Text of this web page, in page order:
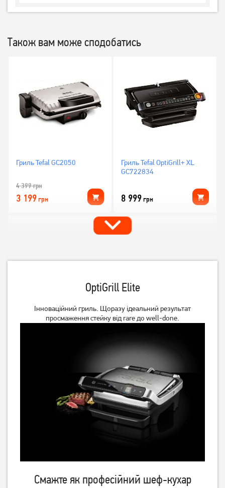
Також вам може сподобатись
Гриль Tefal GC2050
4 399грн
3 199грн
Гриль Tefal OptiGrill+ XL
GC722834
8 999грн
Гриль Tefal OptiGrill+ XL
Гриль Tefal OptiGrill+ Initial
7 499грн
Гриль Tefal OptiGrill+ Waffles
Електрогриль Grunhelm
OptiGrill Elite
Інноваційний гриль. Щоразу ідеальний результат
просмаження стейку від rare до well-done.
Смажте як професійний шеф-кухар